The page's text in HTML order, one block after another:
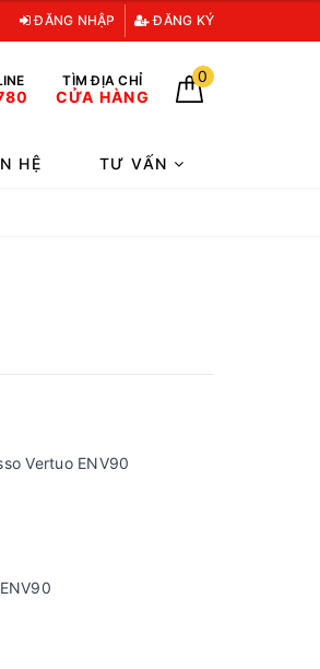
ĐĂNG NHẬP ĐĂNG KÝ
TÌM ĐỊA CHỈ
CỬA HÀNG
0
HỆ TƯ VẤN
Vertuo ENV90